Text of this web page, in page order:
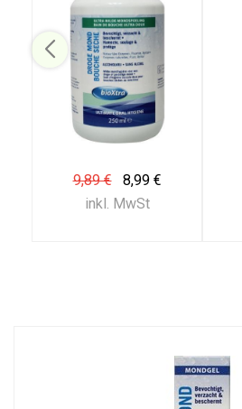
9,89 €
8,99 €
inkl. MwSt